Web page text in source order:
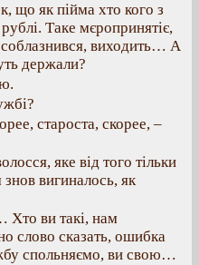
що як пійма хто кого з
Таке мєропринятіє,
виходить… А
держали?
староста, скорее, –
яке від того тільки
вигиналось, як
Хто ви такі, нам
слово сказать, ошибка
спольняємо, ви свою…